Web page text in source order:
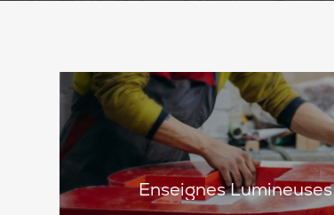
Enseignes Lumineuses